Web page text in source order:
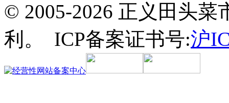
© 2005-2026 正义田头菜
利。 ICP备案证书号:沪